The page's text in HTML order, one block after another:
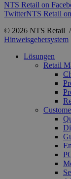
NTS Retail on
TwitterNTS Retail
© 2026 NTS Retail /
Hinweisgebersystem
Lösungen
Retail